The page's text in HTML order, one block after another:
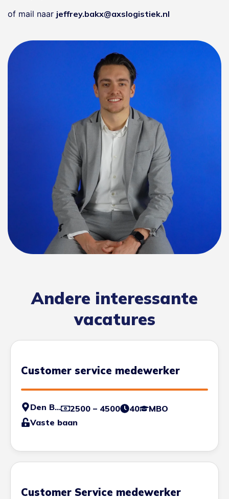
of mail naar jeffrey.bakx@axslogistiek.nl
Andere interessante
vacatures
Customer service medewerker
Den Bosch 2500 – 4500 40
MBO
Vaste baan
Customer Service medewerker